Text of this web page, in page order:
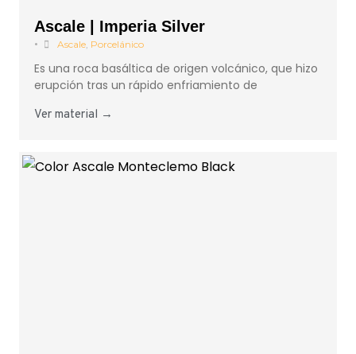
Ascale | Imperia Silver
• Ascale, Porcelánico
Es una roca basáltica de origen volcánico, que hizo
erupción tras un rápido enfriamiento de
Ver material →